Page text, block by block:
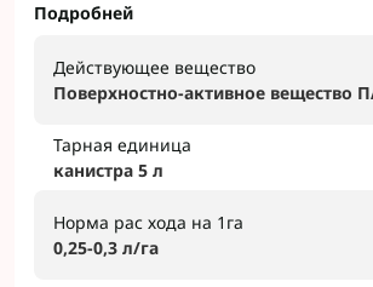
Подробней
Действующее вещество
Поверхностно-активное вещество
Тарная единица
канистра 5 л
Норма рас хода на 1га
0,25-0,3 л/га